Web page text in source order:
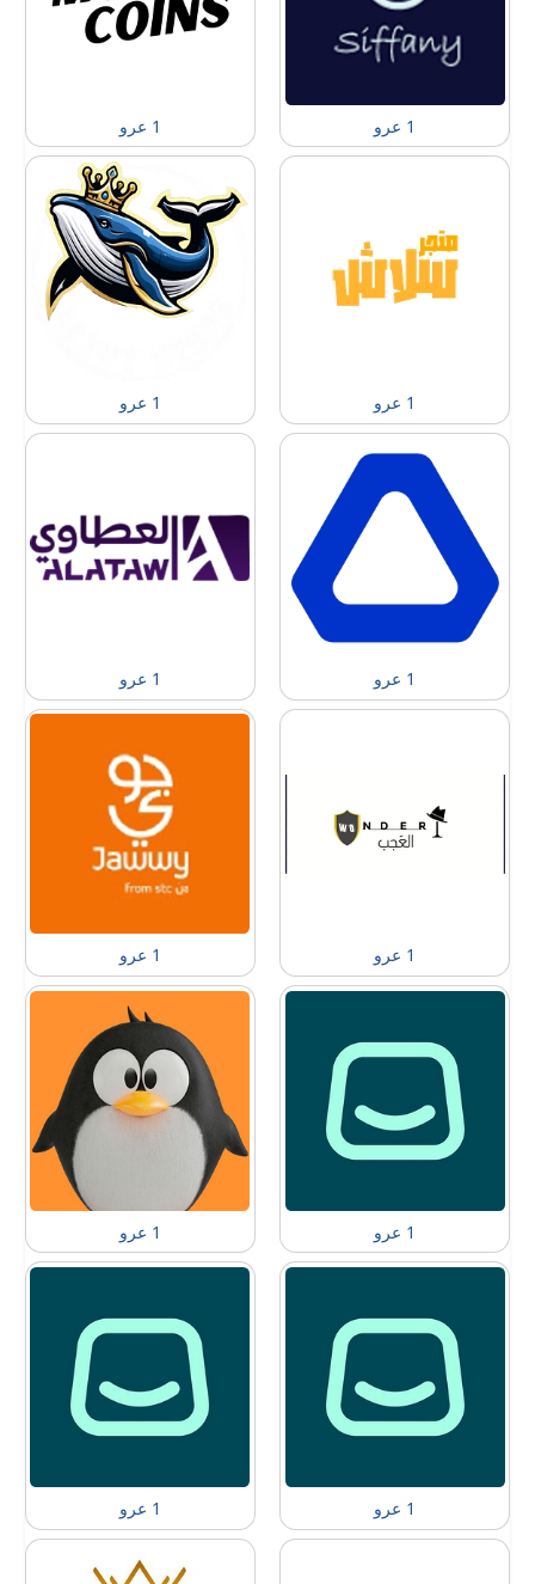
1 عرو 1 عرو
1 عرو 1 عرو
1 عرو 1 عرو
1 عرو 1 عرو
1 عرو 1 عرو
1 عرو 1 عرو